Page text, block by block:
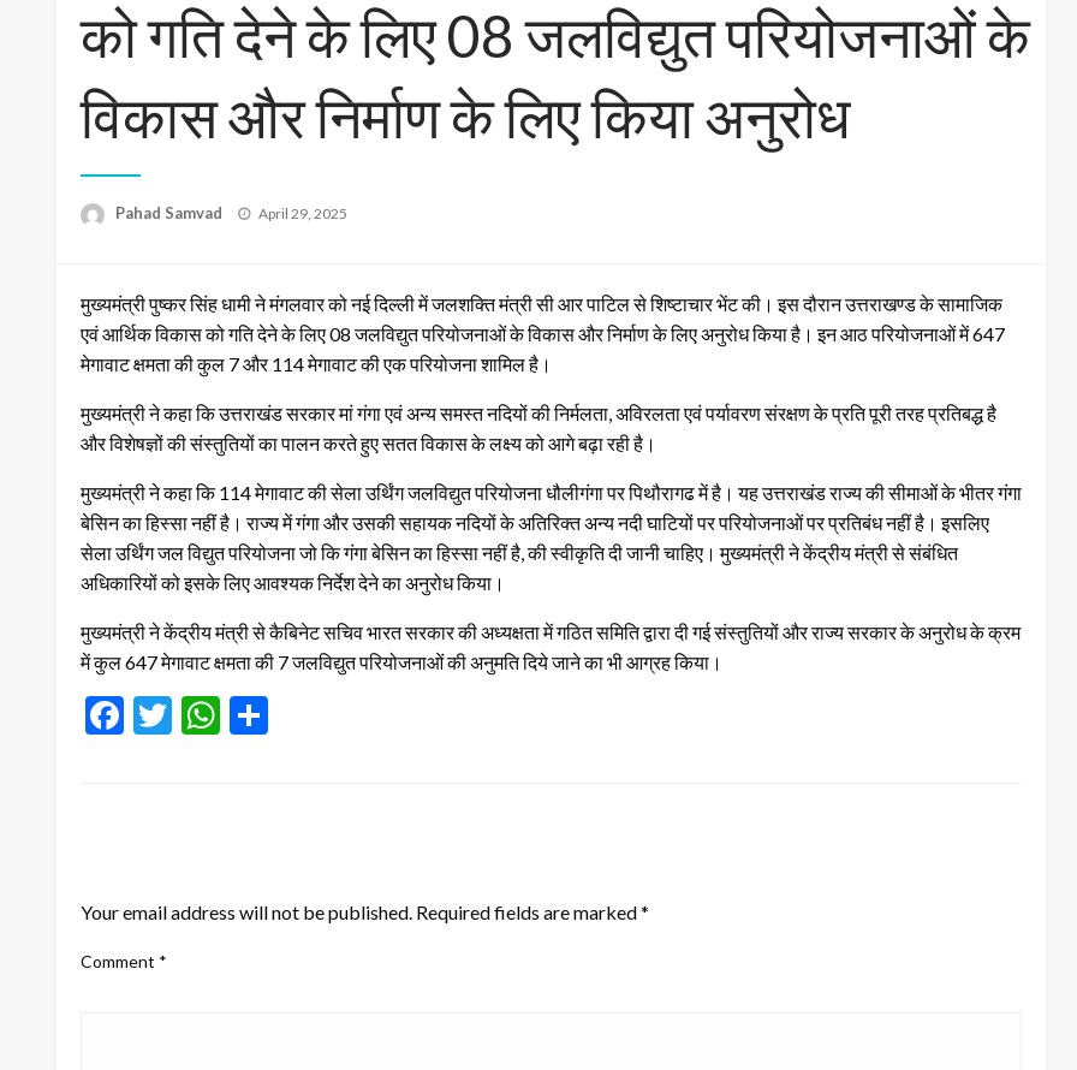
को गति देने के लिए 08 जलविद्युत परियोजनाओं के
विकास और निर्माण के लिए किया अनुरोध
Pahad Samvad
Posted
April 29, 2025
मुख्यमंत्री पुष्कर सिंह धामी ने मंगलवार को नई दिल्ली में जलशक्ति मंत्री सी आर पाटिल से शिष्टाचार भेंट की। इस दौरान उत्तराखण्ड के सामाजिक
एवं आर्थिक विकास को गति देने के लिए 08 जलविद्युत परियोजनाओं के विकास और निर्माण के लिए अनुरोध किया है। इन आठ परियोजनाओं में 647
मेगावाट क्षमता की कुल 7 और 114 मेगावाट की एक परियोजना शामिल है।
मुख्यमंत्री ने कहा कि उत्तराखंड सरकार मां गंगा एवं अन्य समस्त नदियों की निर्मलता, अविरलता एवं पर्यावरण संरक्षण के प्रति पूरी तरह प्रतिबद्ध है
और विशेषज्ञों की संस्तुतियों का पालन करते हुए सतत विकास के लक्ष्य को आगे बढ़ा रही है।
मुख्यमंत्री ने कहा कि 114 मेगावाट की सेला उर्थिंग जलविद्युत परियोजना धौलीगंगा पर पिथौरागढ में है। यह उत्तराखंड राज्य की सीमाओं के भीतर गंगा
बेसिन का हिस्सा नहीं है। राज्य में गंगा और उसकी सहायक नदियों के अतिरिक्त अन्य नदी घाटियों पर परियोजनाओं पर प्रतिबंध नहीं है। इसलिए
सेला उर्थिंग जल विद्युत परियोजना जो कि गंगा बेसिन का हिस्सा नहीं है, की स्वीकृति दी जानी चाहिए। मुख्यमंत्री ने केंद्रीय मंत्री से संबंधित
अधिकारियों को इसके लिए आवश्यक निर्देश देने का अनुरोध किया।
मुख्यमंत्री ने केंद्रीय मंत्री से कैबिनेट सचिव भारत सरकार की अध्यक्षता में गठित समिति द्वारा दी गई संस्तुतियों और राज्य सरकार के अनुरोध के क्रम
में कुल 647 मेगावाट क्षमता की 7 जलविद्युत परियोजनाओं की अनुमति दिये जाने का भी आग्रह किया।
Facebook
TwitterWhatsApp
Your email address will not be published. Required fields are marked*
Comment *